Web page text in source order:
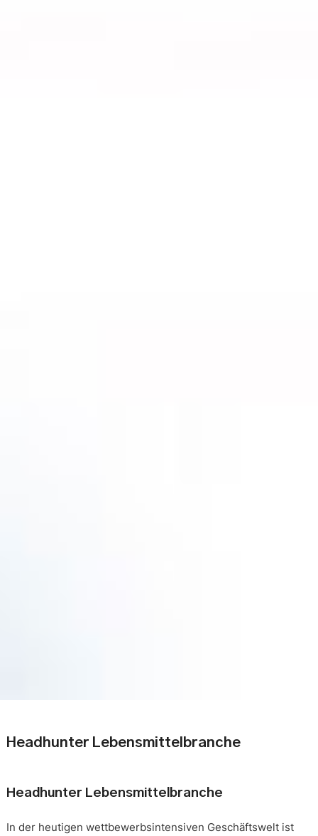
Headhunter Lebensmittelbranche
Headhunter Lebensmittelbranche
In der heutigen wettbewerbsintensiven Geschäftswelt ist